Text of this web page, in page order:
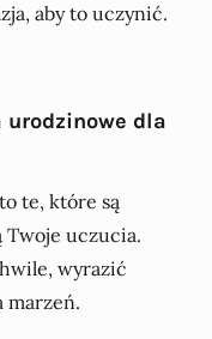
aby to uczynić.
urodzinowe dla
te, które są
Twoje uczucia.
wyrazić
marzeń.